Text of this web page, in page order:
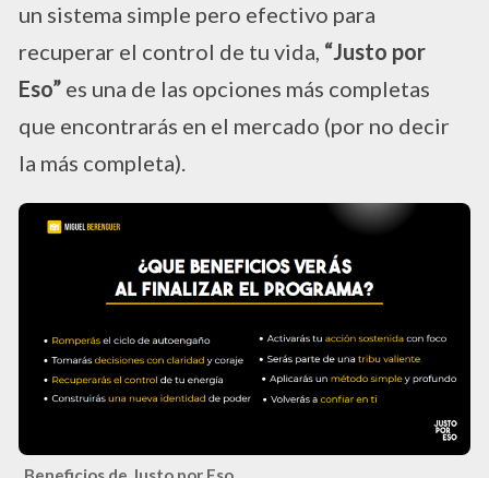
un sistema simple pero efectivo para
recuperar el control de tu vida, “Justo por
Eso” es una de las opciones más completas
que encontrarás en el mercado (por no decir
la más completa).